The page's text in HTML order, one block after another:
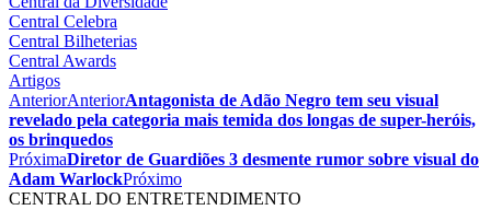
Central Celebra
Central Bilheterias
Central Awards
Artigos
AnteriorAnteriorAntagonista de Adão Negro tem seu visual
revelado pela categoria mais temida dos longas de super-heróis,
os brinquedos
PróximaDiretor de Guardiões 3 desmente rumor sobre visual do
Adam WarlockPróximo
CENTRAL DO ENTRETENDIMENTO